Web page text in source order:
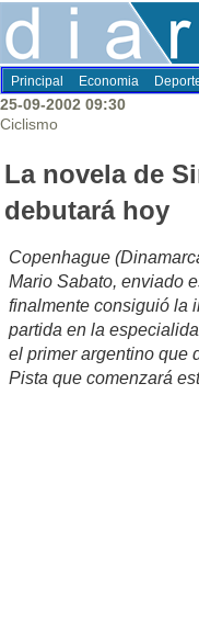
Principal Economia
25-09-2002 09:30
Ciclismo
La novela de
debutará hoy
Copenhague
Mario Sabato, enviado
finalmente consiguió la
partida en la
el primer argentino que
Pista que comenzará